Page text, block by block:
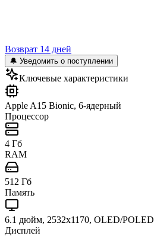
Возврат 14 дней
🔔 Уведомить о поступлении
Ключевые характеристики
Apple A15 Bionic, 6-ядерный
Процессор
4 Гб
RAM
512 Гб
Память
6.1 дюйм, 2532x1170, OLED/POLED
Дисплей